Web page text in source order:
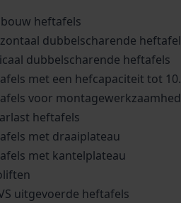
heftafels
dubbelscharende
dubbelscharende heftafels
met een hefcapaciteit tot
voor
heftafels
met draaiplateau
met kantelplateau
uitgevoerde heftafels